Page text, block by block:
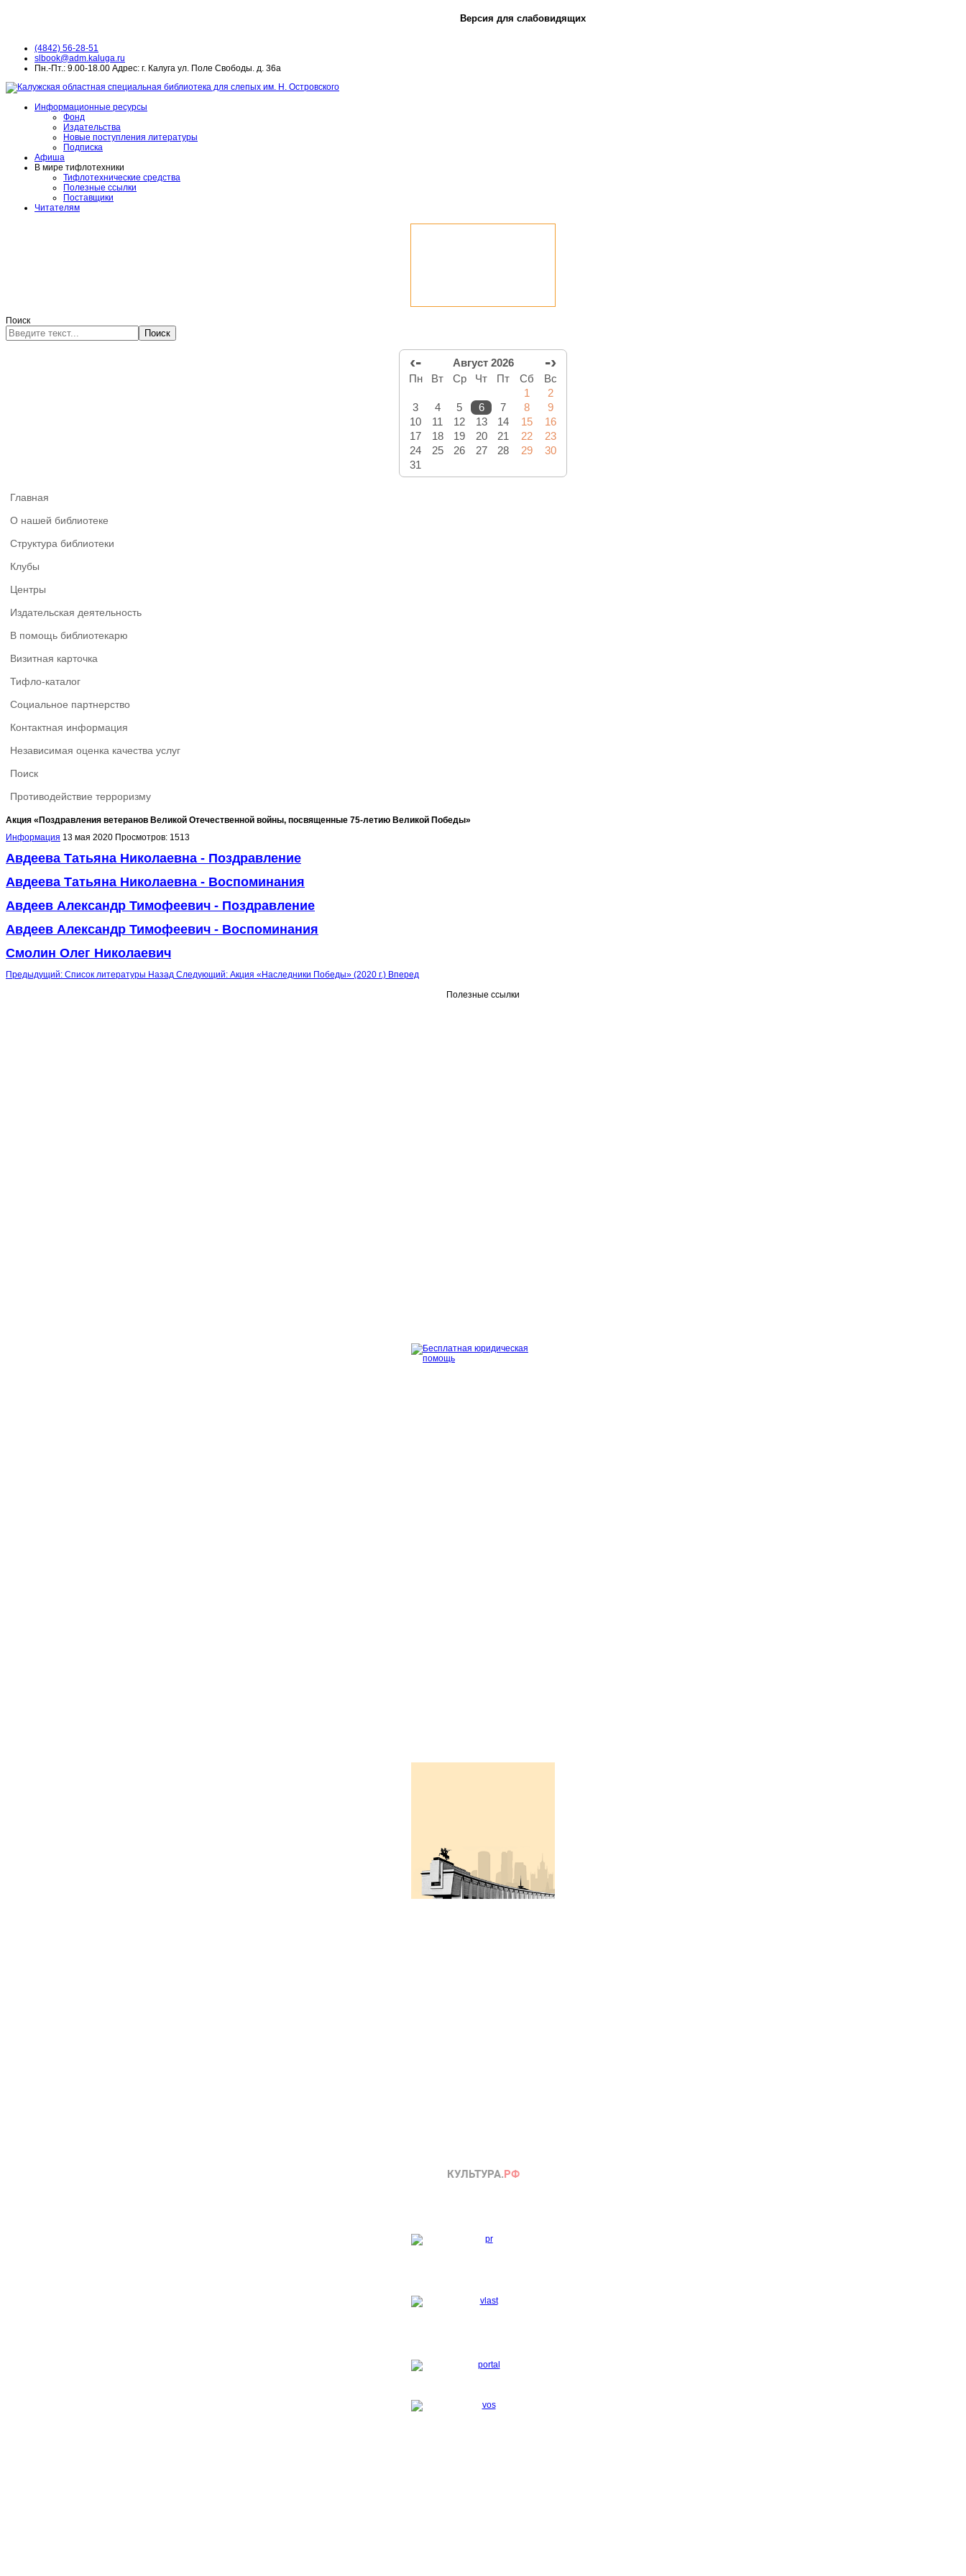
Версия для слабовидящих
(4842) 56-28-51
slbook@adm.kaluga.ru
Пн.-Пт.: 9.00-18.00 Адрес: г. Калуга ул. Поле Свободы. д. 36а
Информационные ресурсы
Фонд
Издательства
Новые поступления литературы
Подписка
Афиша
В мире тифлотехники
Тифлотехнические средства
Полезные ссылки
Поставщики
Читателям
Поиск
Поиск
‹- Август 2026 -›
Пн Вт Ср Чт Пт Сб
Вс
1
2
3
4 5 6 7 8
9
10
11 12 13 14 15
16
17
18 19 20 21 22
23
24
25 26 27 28 29
30
31
Главная
О нашей библиотеке
Структура библиотеки
Клубы
Центры
Издательская деятельность
В помощь библиотекарю
Визитная карточка
Тифло-каталог
Социальное партнерство
Контактная информация
Независимая оценка качества услуг
Поиск
Противодействие терроризму
Акция «Поздравления ветеранов Великой Отечественной войны, посвященные 75-летию Великой Победы»
Информация 13 мая 2020 Просмотров: 1513
Авдеева Татьяна Николаевна - Поздравление
Авдеева Татьяна Николаевна - Воспоминания
Авдеев Александр Тимофеевич - Поздравление
Авдеев Александр Тимофеевич - Воспоминания
Смолин Олег Николаевич
Предыдущий: Список литературы Назад Следующий: Акция «Наследники Победы» (2020 г.) Вперед
Полезные ссылки